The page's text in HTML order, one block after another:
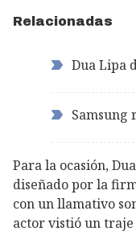
Relacionadas
Dua Lipa
Samsung
Para la ocasión,
diseñado por la
con un llamativo
actor vistió un